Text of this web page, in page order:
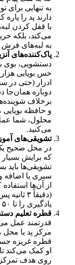
به تنهایی برای
دارند پد را
با قفل کردن
می‌کند، بلکه
به لبه‌های
پاک‌کننده‌های
دستشویی، بوی
حس بویایی
ادرار (حتی در
دوباره همان‌جا
برخلاف
و حافظه
محلول، شما
می‌کنید.
تشویقی‌های
در محل صحیح یک
که برایش بسیار
تشویقی‌ها باید
سیری یا اضافه
از آن‌ها
(دقیقاً
یادگیری را تا ۵۰ درصد سریع‌تر می‌کند.
قطره تعلیم
قدرتمند عمل
مرکز پد یا محل
قطره غریزه
او کمک می‌کند
روی هدف